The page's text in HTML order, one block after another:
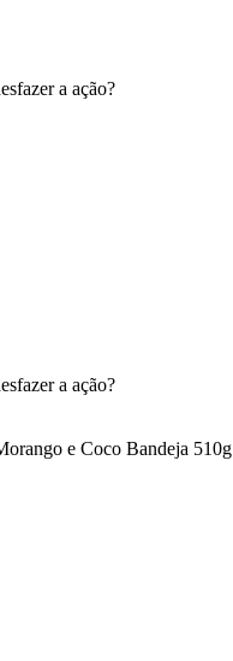
a ação?
a ação?
e Coco Bandeja 510g